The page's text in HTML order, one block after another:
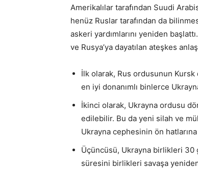
Amerikalılar tarafından Suudi
henüz Ruslar tarafından da
askeri yardımlarını yeniden
ve Rusya’ya dayatılan ateşkes
İlk olarak, Rus ordusunun Kursk
en iyi donanımlı binlerce
İkinci olarak, Ukrayna ordusu
edilebilir. Bu da yeni silah ve
Ukrayna cephesinin ön
Üçüncüsü, Ukrayna birlikleri 30
süresini birlikleri savaşa